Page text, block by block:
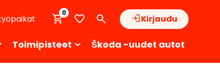
Kirjaudu
0
Toimipisteet Škoda -uudet autot